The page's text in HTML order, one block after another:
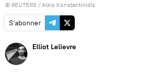
© REUTERS / Alkis Konstantinidis
S'abonner
Elliot Lelievre